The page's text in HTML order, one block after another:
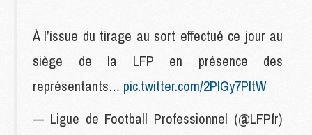
À l’issue du tirage au sort effectué ce jour au
siège de la LFP en présence des
représentants… pic.twitter.com/2PlGy7PltW
— Ligue de Football Professionnel (@LFPfr)